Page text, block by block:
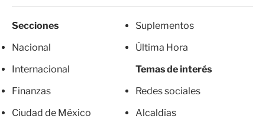
Secciones
Nacional
Internacional
Finanzas
Ciudad de México
Suplementos
Última Hora
Temas de interés
Redes sociales
Alcaldías